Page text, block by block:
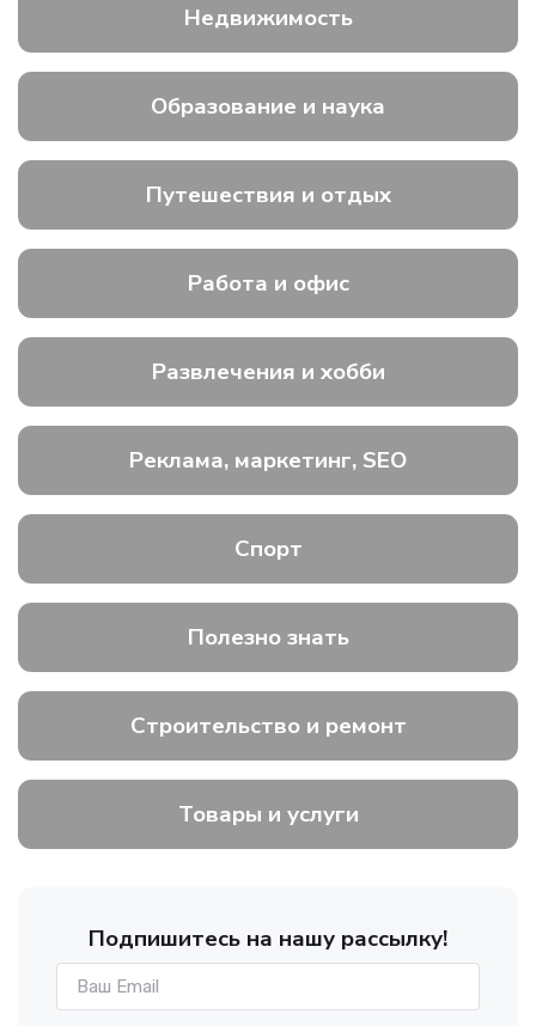
Недвижимость
Образование и наука
Путешествия и отдых
Работа и офис
Развлечения и хобби
Реклама, маркетинг, SEO
Спорт
Полезно знать
Строительство и ремонт
Товары и услуги
Подпишитесь на нашу рассылку!